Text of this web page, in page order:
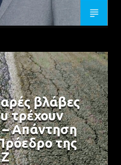
βλάβες
τρέχουν
– Απάντηση
της